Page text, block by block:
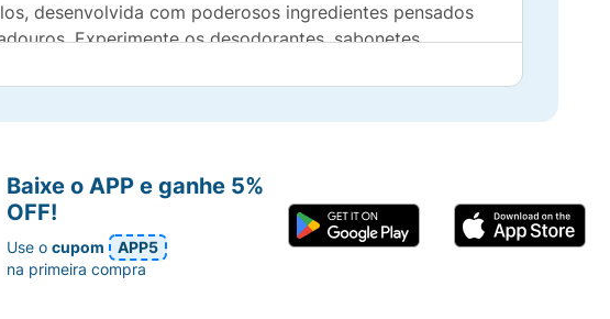
desenvolvida com poderosos ingredientes pensados
Experimente os desodorantes, sabonetes,
jeito de se cuidar. Dove Men+Care celebra uma nova
de tudo.
Baixe o APP e ganhe 5%
OFF!
Use ocupom
APP5
na primeira compra